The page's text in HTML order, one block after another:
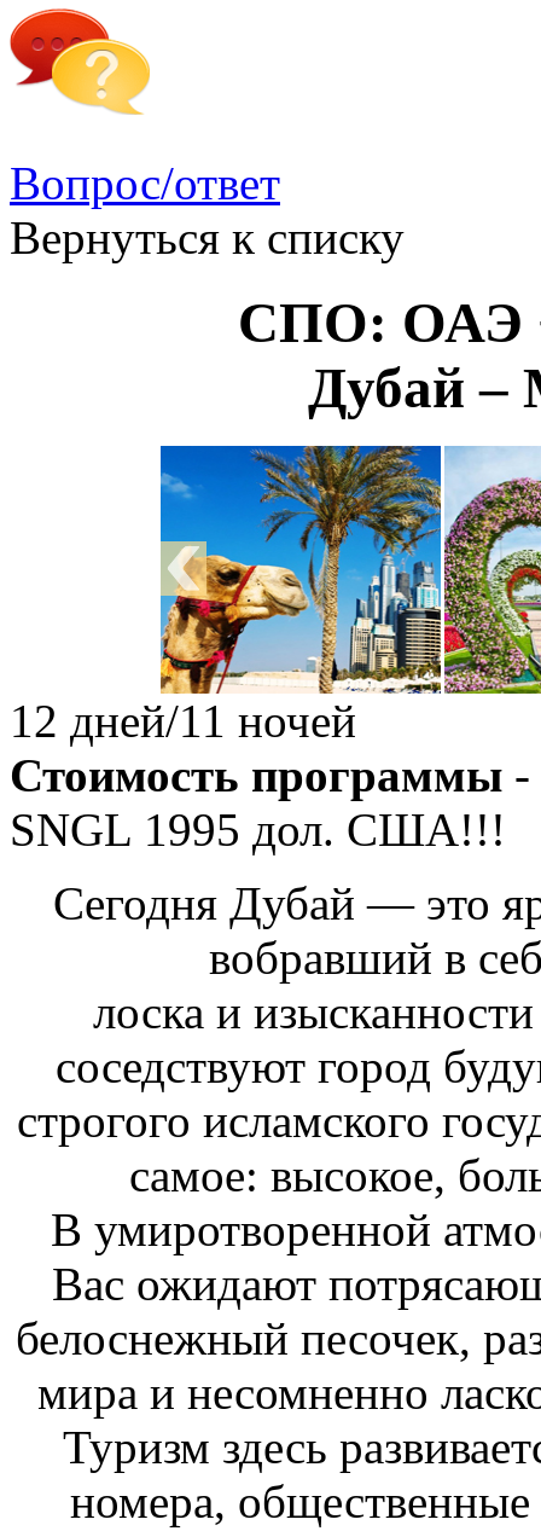
Вопрос/ответ
Вернуться к списку
СПО: ОАЭ
Дубай –
12 дней/11 ночей
Стоимость программы -
SNGL 1995 дол. США!!!
Сегодня Дубай — это
вобравший в
лоска и
соседствуют город
строгого исламского
самое: высокое,
В умиротворенной
Вас ожидают
белоснежный песочек,
мира и несомненно
Туризм здесь
номера,